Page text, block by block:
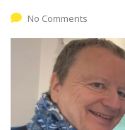
No Comments